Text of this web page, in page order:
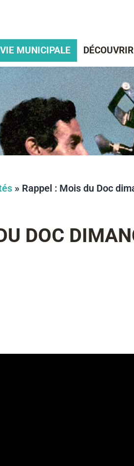
VIE MUNICIPALE
» Rappel : Mois du Doc
DOC